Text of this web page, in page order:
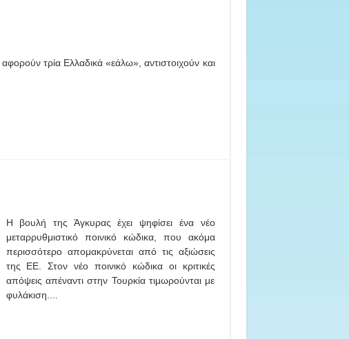
τρία Ελλαδικά «εάλω», αντιστοιχούν και
Η βουλή της Άγκυρας έχει ψηφίσει ένα νέο
μεταρρυθμιστικό ποινικό κώδικα, που ακόμα
περισσότερο απομακρύνεται από τις αξιώσεις
της ΕΕ. Στον νέο ποινικό κώδικα οι κριτικές
απόψεις απέναντι στην Τουρκία τιμωρούνται με
φυλάκιση....